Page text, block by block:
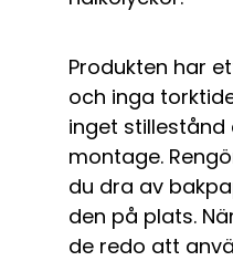
Produkten har
och inga
inget stillestånd
montage.
du dra av
den på plats.
de redo att